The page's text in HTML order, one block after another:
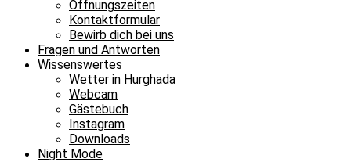
Öffnungszeiten
Kontaktformular
Bewirb dich bei uns
Fragen und Antworten
Wissenswertes
Wetter in Hurghada
Webcam
Gästebuch
Instagram
Downloads
Night Mode